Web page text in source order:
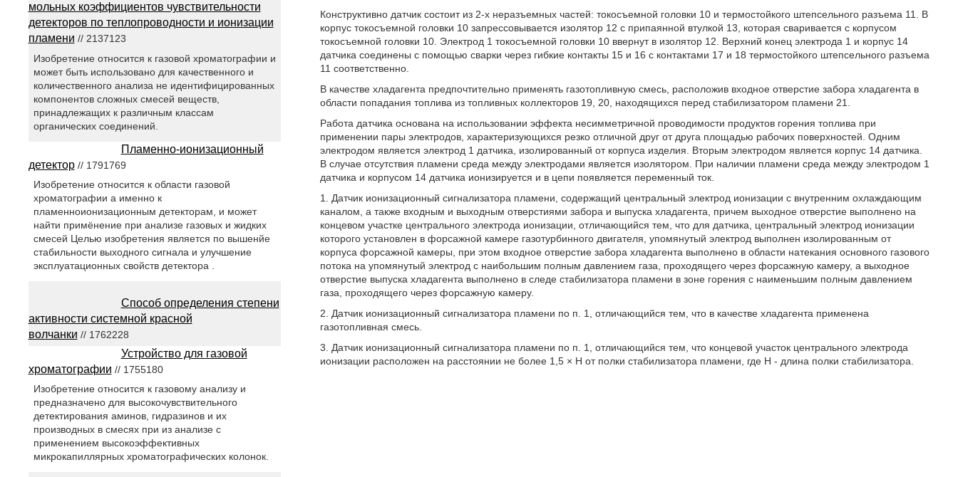
Конструктивно датчик состоит из 2-х неразъемных частей: токосъемной головки 10 и термостойкого штепсельного разъема 11. В
корпус токосъемной головки 10 запрессовывается изолятор 12 с припаянной втулкой 13, которая сваривается с корпусом
токосъемной головки 10. Электрод 1 токосъемной головки 10 ввернут в изолятор 12. Верхний конец электрода 1 и корпус 14
датчика соединены с помощью сварки через гибкие контакты 15 и 16 с контактами 17 и 18 термостойкого штепсельного разъема
11 соответственно.
В качестве хладагента предпочтительно применять газотопливную смесь, расположив входное отверстие забора хладагента в
области попадания топлива из топливных коллекторов 19, 20, находящихся перед стабилизатором пламени 21.
Работа датчика основана на использовании эффекта несимметричной проводимости продуктов горения топлива при
применении пары электродов, характеризующихся резко отличной друг от друга площадью рабочих поверхностей. Одним
электродом является электрод 1 датчика, изолированный от корпуса изделия. Вторым электродом является корпус 14 датчика.
В случае отсутствия пламени среда между электродами является изолятором. При наличии пламени среда между электродом 1
датчика и корпусом 14 датчика ионизируется и в цепи появляется переменный ток.
1. Датчик ионизационный сигнализатора пламени, содержащий центральный электрод ионизации с внутренним охлаждающим
каналом, а также входным и выходным отверстиями забора и выпуска хладагента, причем выходное отверстие выполнено на
концевом участке центрального электрода ионизации, отличающийся тем, что для датчика, центральный электрод ионизации
которого установлен в форсажной камере газотурбинного двигателя, упомянутый электрод выполнен изолированным от
корпуса форсажной камеры, при этом входное отверстие забора хладагента выполнено в области натекания основного газового
потока на упомянутый электрод с наибольшим полным давлением газа, проходящего через форсажную камеру, а выходное
отверстие выпуска хладагента выполнено в следе стабилизатора пламени в зоне горения с наименьшим полным давлением
газа, проходящего через форсажную камеру.
2. Датчик ионизационный сигнализатора пламени по п. 1, отличающийся тем, что в качестве хладагента применена
газотопливная смесь.
3. Датчик ионизационный сигнализатора пламени по п. 1, отличающийся тем, что концевой участок центрального электрода
ионизации расположен на расстоянии не более 1,5 × Н от полки стабилизатора пламени, где Н - длина полки стабилизатора.
мольных коэффициентов чувствительности
детекторов по теплопроводности и ионизации
пламени // 2137123
Изобретение относится к газовой хроматографии и
может быть использовано для качественного и
количественного анализа не идентифицированных
компонентов сложных смесей веществ,
принадлежащих к различным классам
органических соединений.
Пламенно-ионизационный
детектор// 1791769
Изобретение относится к области газовой
хроматографии а именно к
пламенноионизационным детекторам, и может
найти примёнение при анализе газовых и жидких
смесей Целью изобретения является по вышенйе
стабильности выходного сигнала и улучшение
эксплуатационных свойств детектора .
Способ определения степени
активности системной красной
волчанки // 1762228
Устройство для газовой
хроматографии // 1755180
Изобретение относится к газовому анализу и
предназначено для высокочувствительного
детектирования аминов, гидразинов и их
производных в смесях при из анализе с
применением высокоэффективных
микрокапиллярных хроматографических колонок.